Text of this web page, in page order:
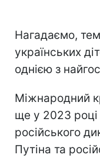
Нагадаємо,
українських
однією з
Міжнародний
ще у 2023 році
російського
Путіна та